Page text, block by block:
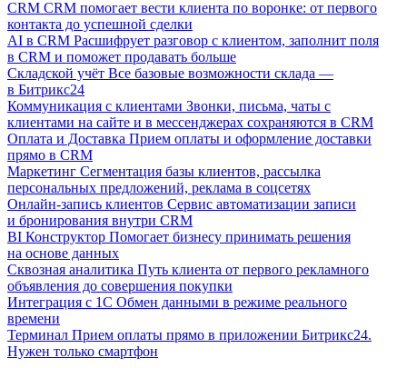
CRM CRM помогает вести клиента по воронке: от первого
контакта до успешной сделки
AI в CRM Расшифрует разговор с клиентом, заполнит поля
в CRM и поможет продавать больше
Складской учёт Все базовые возможности склада —
в Битрикс24
Коммуникация с клиентами Звонки, письма, чаты с
клиентами на сайте и в мессенджерах сохраняются в CRM
Оплата и Доставка Прием оплаты и оформление доставки
прямо в CRM
Маркетинг Сегментация базы клиентов, рассылка
персональных предложений, реклама в соцсетях
Онлайн-запись клиентов Сервис автоматизации записи
и бронирования внутри CRM
BI Конструктор Помогает бизнесу принимать решения
на основе данных
Сквозная аналитика Путь клиента от первого рекламного
объявления до совершения покупки
Интеграция с 1С Обмен данными в режиме реального
времени
Терминал Прием оплаты прямо в приложении Битрикс24.
Нужен только смартфон